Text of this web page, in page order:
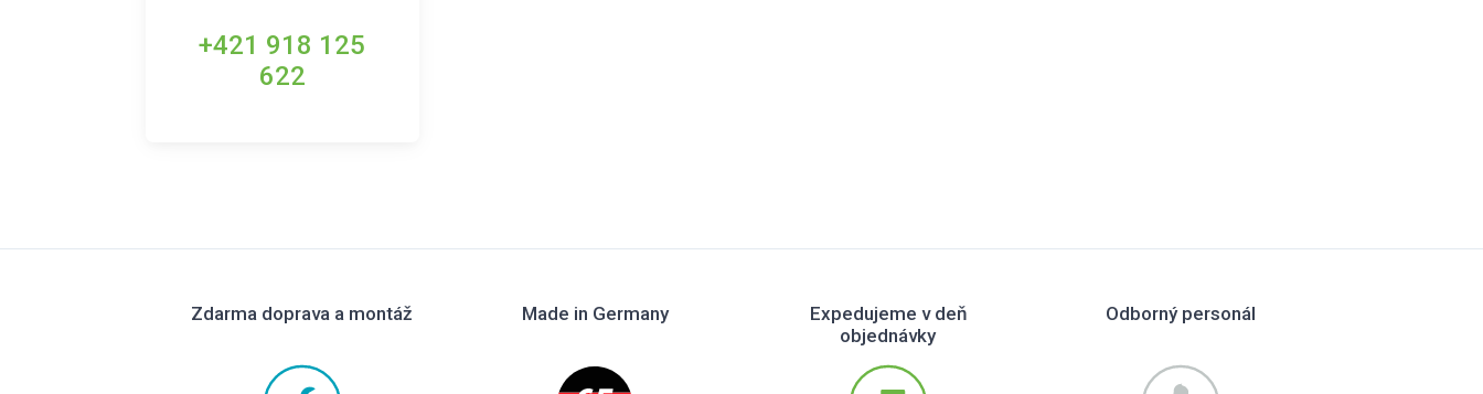
+421 918 125
622
Zdarma doprava a montáž Made in Germany
Expedujeme v deň
objednávky
Odborný personál